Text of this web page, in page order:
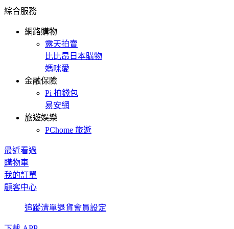
綜合服務
網路購物
露天拍賣
比比昂日本購物
媽咪愛
金融保險
Pi 拍錢包
易安網
旅遊娛樂
PChome 旅遊
最近看過
購物車
我的訂單
顧客中心
追蹤清單退貨會員設定